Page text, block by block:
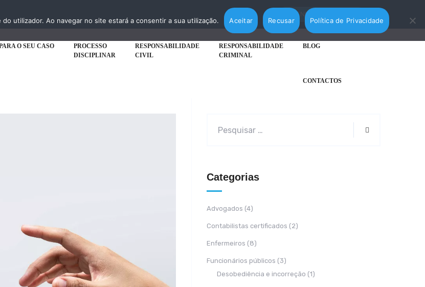
AGENDAR MARCAÇÃO
O SEU CASO
PROCESSO
DISCIPLINAR
RESPONSABILIDADE
CIVIL
RESPONSABILIDADE
CRIMINAL
BLOG
CONTACTOS
Categorias
Advogados (4)
Contabilistas certificados (2)
Enfermeiros (8)
Funcionários públicos (3)
Desobediência e incorreção (1)
utilizador. Ao navegar no site estará a consentir a sua utilização. Aceitar Recusar Política de Privacidade